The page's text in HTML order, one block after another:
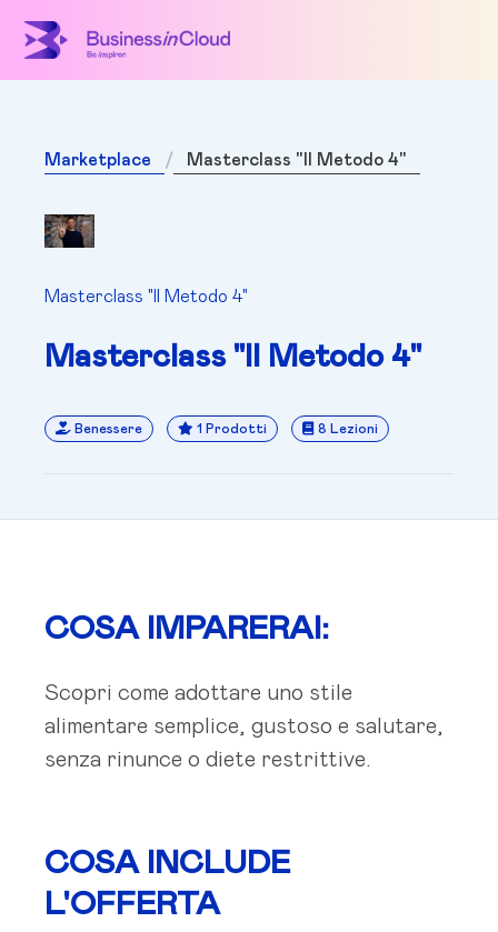
Marketplace Masterclass "Il Metodo 4"
Masterclass "Il Metodo 4"
Masterclass "Il Metodo 4"
Benessere 1 Prodotti 8 Lezioni
COSA IMPARERAI:
Scopri come adottare uno stile
alimentare semplice, gustoso e salutare,
senza rinunce o diete restrittive.
COSA INCLUDE
L'OFFERTA